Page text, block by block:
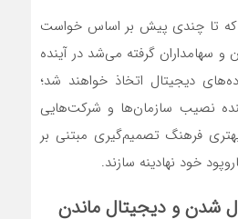
که تا چندی پیش بر اساس خواست
و سهامداران گرفته می‌‌‌شد در آینده
دیجیتال اتخاذ خواهند شد؛
نصیب سازمان‌ها و شرکت‌هایی
فرهنگ تصمیم‌گیری مبتنی بر
خود نهادینه سازند.